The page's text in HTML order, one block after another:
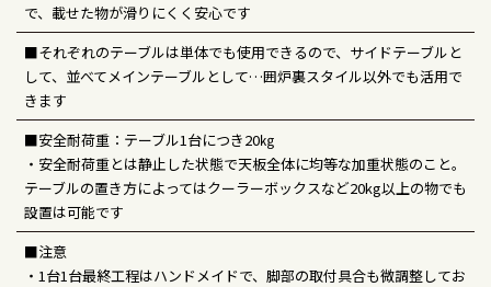
で、載せた物が滑りにくく安心です
■それぞれのテーブルは単体でも使用できるので、サイドテーブルと
して、並べてメインテーブルとして…囲炉裏スタイル以外でも活用で
きます
■安全耐荷重：テーブル1台につき20㎏
・安全耐荷重とは静止した状態で天板全体に均等な加重状態のこと。
テーブルの置き方によってはクーラーボックスなど20kg以上の物でも
設置は可能です
■注意
・1台1台最終工程はハンドメイドで、脚部の取付具合も微調整してお